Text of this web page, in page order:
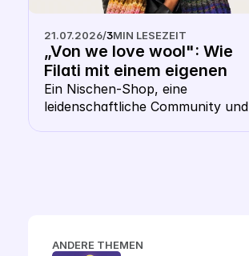
21.07.2026/3MIN LESEZEIT
„Von we love wool": Wie
Filati mit einem eigenen
Keyword CSS aus dem
Shopping- Karussell
heraussticht
Ein Nischen-Shop, eine
leidenschaftliche Community und
ANDERE THEMEN